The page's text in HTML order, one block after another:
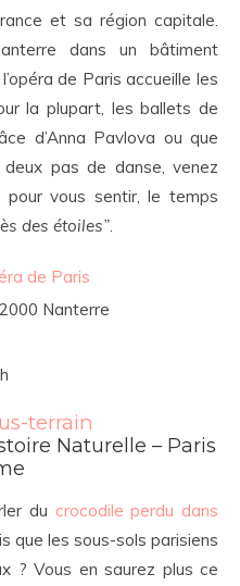
et sa région capitale.
dans un bâtiment
de Paris accueille les
la plupart, les ballets de
d’Anna Pavlova ou que
pas de danse, venez
pour vous sentir, le temps
des étoiles”
de Paris
Nanterre
terrain
Naturelle – Paris
du crocodile perdu dans
que les sous-sols parisiens
? Vous en saurez plus ce